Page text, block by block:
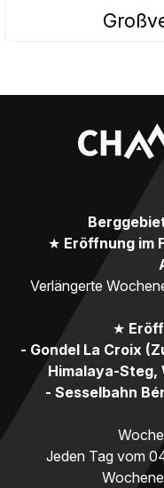
★ Eröffnung im
Verlängerte
★
- Gondel La Croix
Himalaya-Steg,
- Sesselbahn
Jeden Tag vom